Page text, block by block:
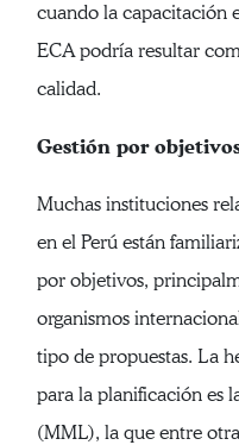
cuando la capacitación
ECA podría resultar
calidad.
Gestión por
Muchas instituciones
en el Perú están
por objetivos,
organismos
tipo de propuestas. La
para la planificación es
(MML), la que entre